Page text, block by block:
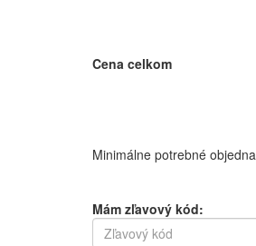
Cena celkom
Minimálne potrebné
Mám zľavový kód: